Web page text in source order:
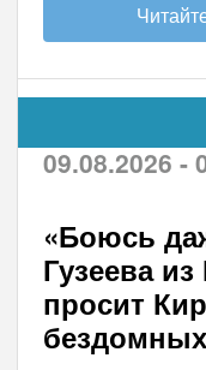
09.08.2026 -
«Боюсь
Гузеева
просит